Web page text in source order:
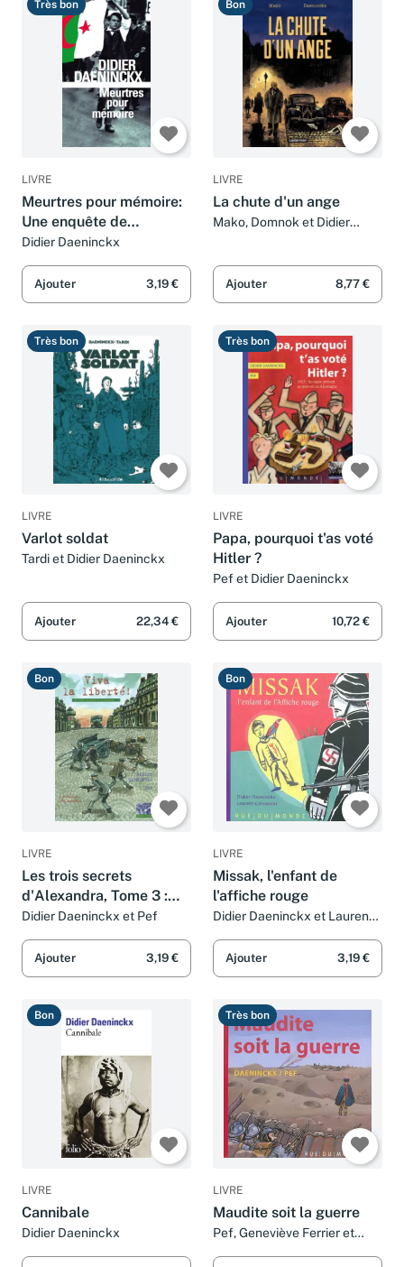
Très bon
LIVRE
Meurtres pour mémoire:
Une enquête de
l'inspecteur Cadin
Didier Daeninckx
Ajouter 3,19 €
Bon
LIVRE
La chute d'un ange
Mako, Domnok et Didier
Ajouter 8,77 €
Très bon
LIVRE
Varlot soldat
Tardi et Didier Daeninckx
Ajouter 22,34 €
Très bon
LIVRE
Papa, pourquoi t'as voté
Hitler ?
Pef et Didier Daeninckx
Ajouter 10,72 €
Bon
LIVRE
Les trois secrets
d'Alexandra, Tome 3 :
Viva la liberté !
Didier Daeninckx et Pef
Ajouter 3,19 €
Bon
LIVRE
Missak, l'enfant de
l'affiche rouge
Didier Daeninckx et Laurent
Ajouter 3,19 €
Bon
LIVRE
Cannibale
Didier Daeninckx
Très bon
LIVRE
Maudite soit la guerre
Pef, Geneviève Ferrier et